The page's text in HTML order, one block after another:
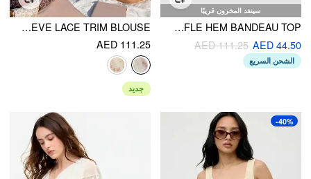
سينفد المخزون قريبًا
BOWKNOT JACQUARD LAYERED RUFFLE HEM BANDEAU TOP
AED 44.50
AED 111.25
الشحن السريع
COTTON-BLEND STRIPE FLORAL V-NECK RUFFLE SLEEVE LACE TRIM BLOUSE
AED 111.25
جديد
-40%